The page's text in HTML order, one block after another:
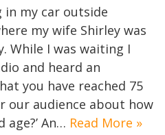
my car outside
my wife Shirley was
While I was waiting I
and heard an
you have reached 75
our audience about how
An… Read More »